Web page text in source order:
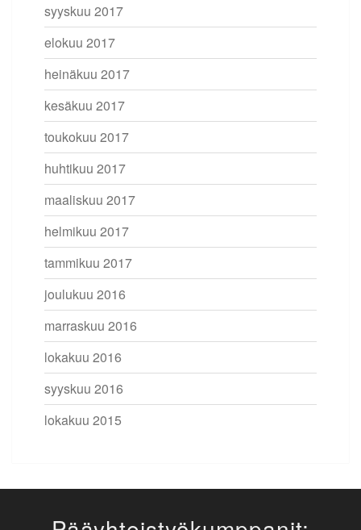
syyskuu 2017
elokuu 2017
heinäkuu 2017
kesäkuu 2017
toukokuu 2017
huhtikuu 2017
maaliskuu 2017
helmikuu 2017
tammikuu 2017
joulukuu 2016
marraskuu 2016
lokakuu 2016
syyskuu 2016
lokakuu 2015